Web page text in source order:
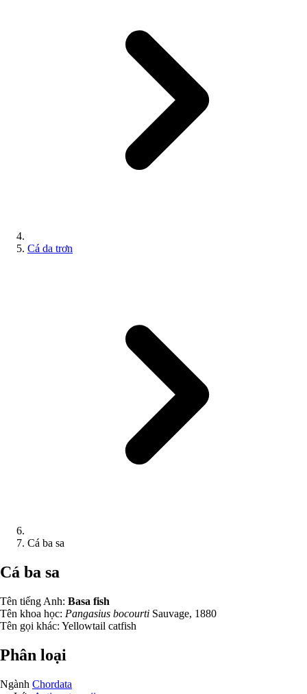
Cá da trơn
Cá ba sa
Cá ba sa
Tên tiếng Anh: Basa fish
Tên khoa học: Pangasius bocourti Sauvage, 1880
Tên gọi khác: Yellowtail catfish
Phân loại
Ngành Chordata